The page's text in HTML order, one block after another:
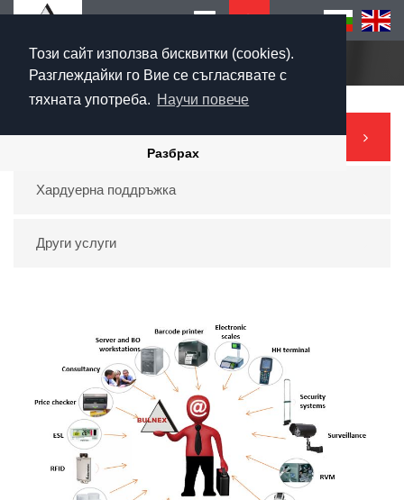
Този сайт използва бисквитки (cookies).
Разглеждайки го Вие се съгласявате с
тяхната употреба. Научи повече
Разбрах
Начало
Сервизна дейност
Хардуерна поддръжка
Други услуги